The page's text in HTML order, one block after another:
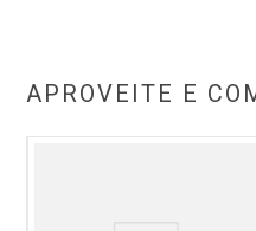
APROVEITE E